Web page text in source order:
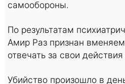
самообороны.
По результатам
Амир Раз признан
отвечать за свои
Убийство произошло в